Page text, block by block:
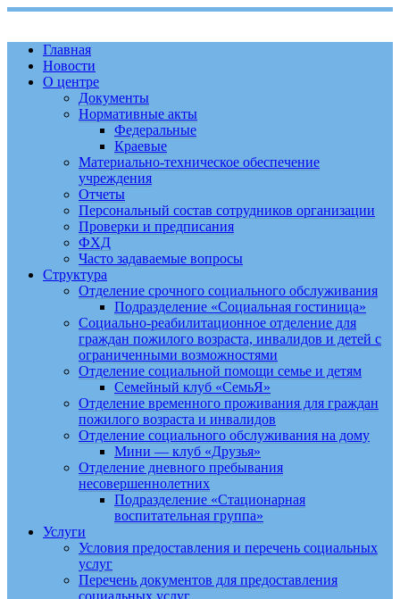
Главная
Новости
О центре
Документы
Нормативные акты
Федеральные
Краевые
Материально-техническое обеспечение
учреждения
Отчеты
Персональный состав сотрудников организации
Проверки и предписания
ФХД
Часто задаваемые вопросы
Структура
Отделение срочного социального обслуживания
Подразделение «Социальная гостиница»
Социально-реабилитационное отделение для
граждан пожилого возраста, инвалидов и детей с
ограниченными возможностями
Отделение социальной помощи семье и детям
Семейный клуб «СемьЯ»
Отделение временного проживания для граждан
пожилого возраста и инвалидов
Отделение социального обслуживания на дому
Мини — клуб «Друзья»
Отделение дневного пребывания
несовершеннолетних
Подразделение «Стационарная
воспитательная группа»
Услуги
Условия предоставления и перечень социальных
услуг
Перечень документов для предоставления
социальных услуг